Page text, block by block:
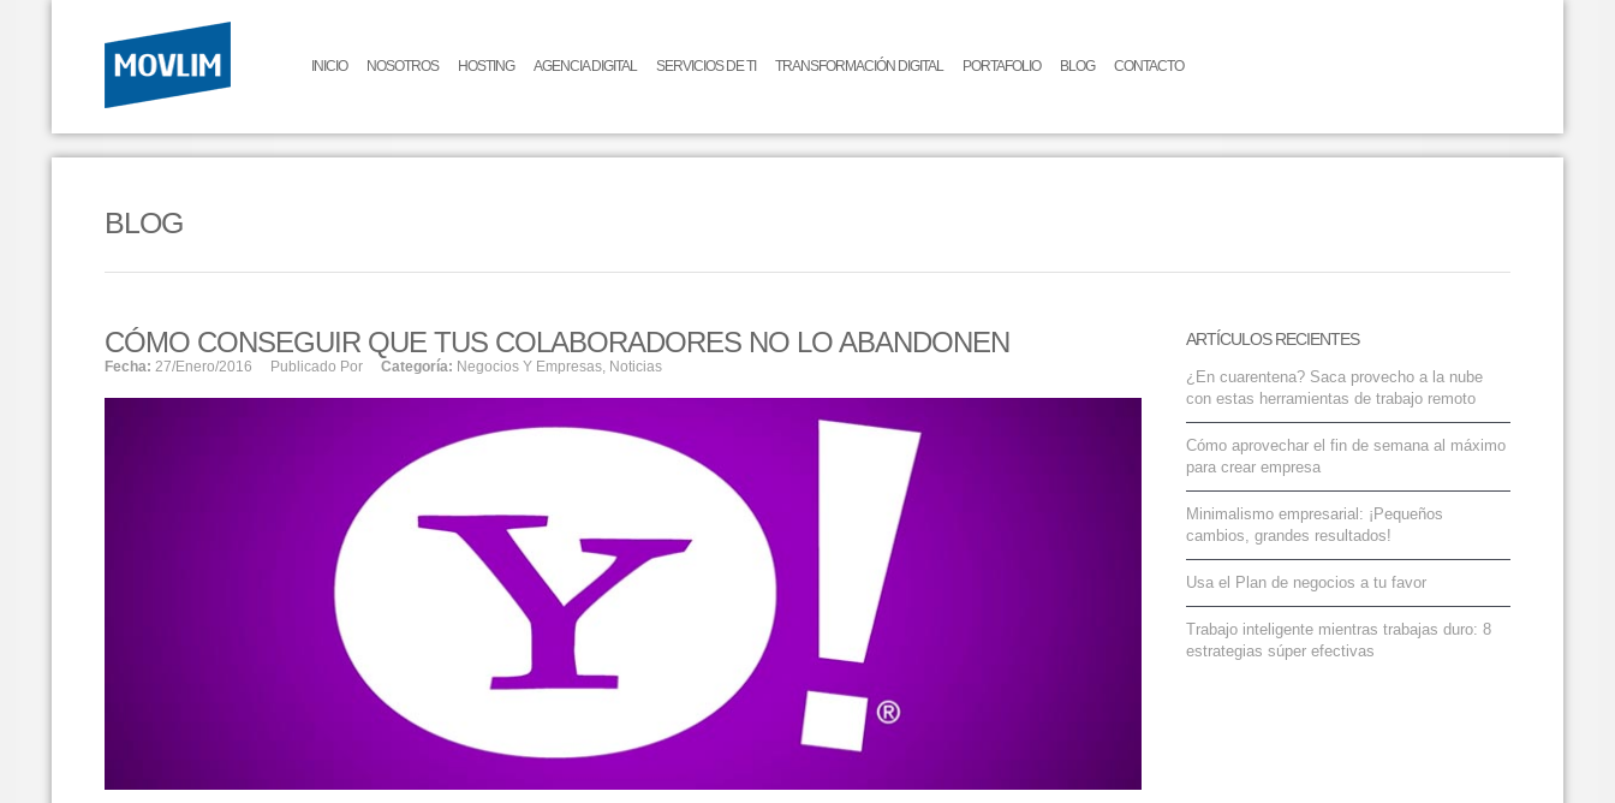
INICIO NOSOTROS HOSTING AGENCIA DIGITAL SERVICIOS DE TI TRANSFORMACIÓN DIGITAL PORTAFOLIO BLOG CONTACTO
BLOG
CÓMO CONSEGUIR QUE TUS COLABORADORES NO LO ABANDONEN
Fecha: 27/enero/2016 Publicado Por Categoría: Negocios Y Empresas, Noticias
ARTÍCULOS RECIENTES
¿En cuarentena? Saca provecho a la nube
con estas herramientas de trabajo remoto
Cómo aprovechar el fin de semana al máximo
para crear empresa
Minimalismo empresarial: ¡Pequeños
cambios, grandes resultados!
Usa el Plan de negocios a tu favor
Trabajo inteligente mientras trabajas duro: 8
estrategias súper efectivas